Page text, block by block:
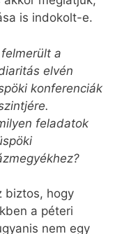
is indokolt-e.
a
elvén
konferenciák
feladatok
biztos, hogy
a péteri
nem egy